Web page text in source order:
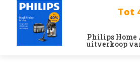
Tot
Philips Home
uitverkoop